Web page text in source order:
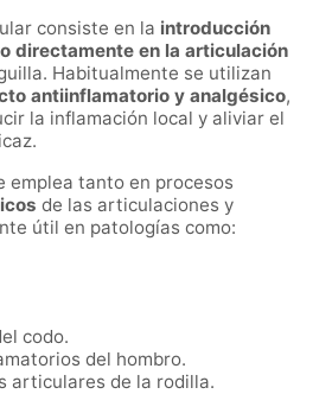
consiste en la introducción
directamente en la articulación
Habitualmente se utilizan
antiinflamatorio y analgésico,
la inflamación local y aliviar el
emplea tanto en procesos
de las articulaciones y
útil en patologías como:
codo.
del hombro.
articulares de la rodilla.